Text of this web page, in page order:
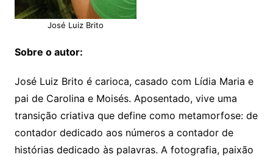
José Luiz Brito
Sobre o autor:
José Luiz Brito é carioca, casado com Lídia Maria e
pai de Carolina e Moisés. Aposentado, vive uma
transição criativa que define como metamorfose: de
contador dedicado aos números a contador de
histórias dedicado às palavras. A fotografia, paixão